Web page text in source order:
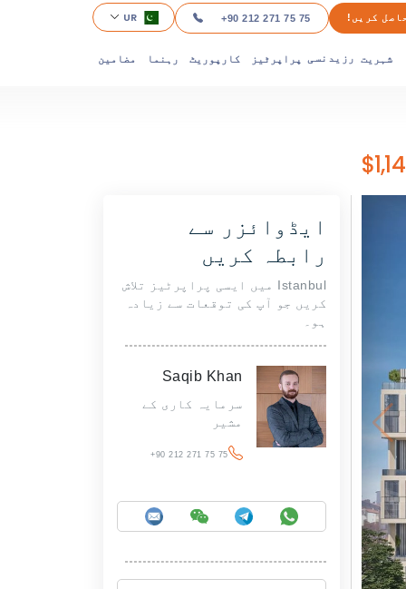
کریں! +90 212 271 75 75
UR
شہریت رزیدنسی پراپرٹیز کارپوریٹ رہنما مضامین
ایڈوائزر سے
رابطہ کریں
Istanbul میں ایسی پراپرٹیز تلاش
کریں جو آپ کی توقعات سے زیادہ
ہو۔
Saqib Khan
سرمایہ کاری کے
مشیر
+90 212 271 75 75